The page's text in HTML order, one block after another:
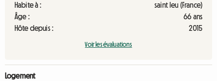
Habite à :
saint leu (France)
Âge :
66 ans
Hôte depuis :
2015
Voir les évaluations
Logement